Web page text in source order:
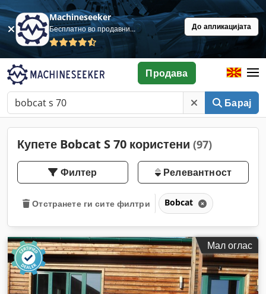
Machineseeker
Бесплатно во продавница До апликацијата
Барај
Продава
Купете Bobcat S 70 користени (97)
Филтер Релевантност
Отстранете ги сите филтри Bobcat
Мал оглас